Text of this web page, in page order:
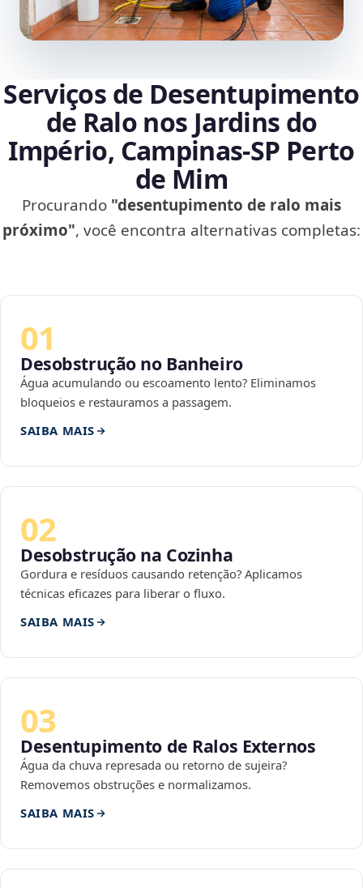
Serviços de Desentupimento
de Ralo nos Jardins do
Império, Campinas‑SP Perto
de Mim
Procurando "desentupimento de ralo mais
próximo", você encontra alternativas completas:
01
Desobstrução no Banheiro
Água acumulando ou escoamento lento? Eliminamos
bloqueios e restauramos a passagem.
SAIBA MAIS
02
Desobstrução na Cozinha
Gordura e resíduos causando retenção? Aplicamos
técnicas eficazes para liberar o fluxo.
SAIBA MAIS
03
Desentupimento de Ralos Externos
Água da chuva represada ou retorno de sujeira?
Removemos obstruções e normalizamos.
SAIBA MAIS